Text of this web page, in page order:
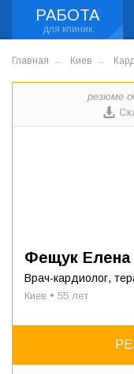
РАБОТА
Главная Киев
резюме
Фещук Елена
Врач-кардиолог,
Киев • 55 лет